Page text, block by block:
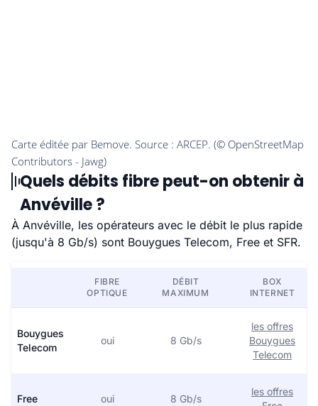
Quels débits fibre peut-on obtenir à
Anvéville ?
À Anvéville, les opérateurs avec le débit le plus rapide
(jusqu'à 8 Gb/s) sont Bouygues Telecom, Free et SFR.
FIBRE
OPTIQUE
DÉBIT
MAXIMUM
BOX
INTERNET
Bouygues
Telecom
oui 8 Gb/s
les offres
Bouygues
Telecom
Free oui 8 Gb/s
les offres